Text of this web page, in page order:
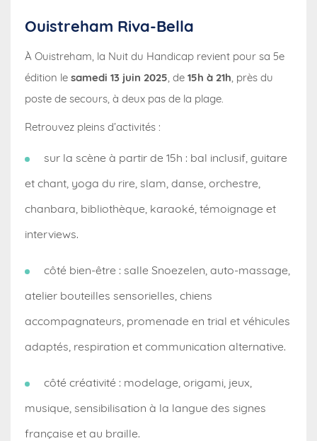
Ouistreham Riva-Bella
À Ouistreham, la Nuit du Handicap revient pour sa 5e
édition le samedi 13 juin 2025, de 15h à 21h, près du
poste de secours, à deux pas de la plage.
Retrouvez pleins d’activités :
sur la scène à partir de 15h : bal inclusif, guitare
et chant, yoga du rire, slam, danse, orchestre,
chanbara, bibliothèque, karaoké, témoignage et
interviews.
côté bien-être : salle Snoezelen, auto-massage,
atelier bouteilles sensorielles, chiens
accompagnateurs, promenade en trial et véhicules
adaptés, respiration et communication alternative.
côté créativité : modelage, origami, jeux,
musique, sensibilisation à la langue des signes
française et au braille.